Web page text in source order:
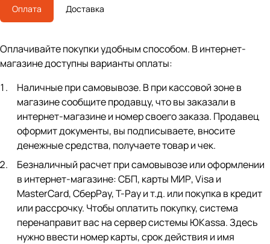
Оплата Доставка
Оплачивайте покупки удобным способом. В интернет-
магазине доступны варианты оплаты:
Наличные при самовывозе. В при кассовой зоне в
магазине сообщите продавцу, что вы заказали в
интернет-магазине и номер своего заказа. Продавец
оформит документы, вы подписываете, вносите
денежные средства, получаете товар и чек.
Безналичный расчет при самовывозе или оформлении
в интернет-магазине: СБП, карты МИР, Visa и
MasterCard, СберPay, Т-Pay и т.д. или покупка в кредит
или рассрочку. Чтобы оплатить покупку, система
перенаправит вас на сервер системы ЮKassa. Здесь
нужно ввести номер карты, срок действия и имя